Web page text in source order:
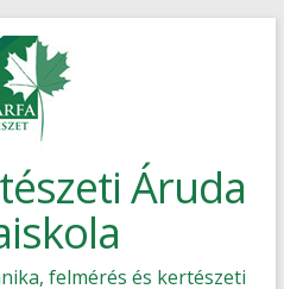
Áruda
felmérés és kertészeti